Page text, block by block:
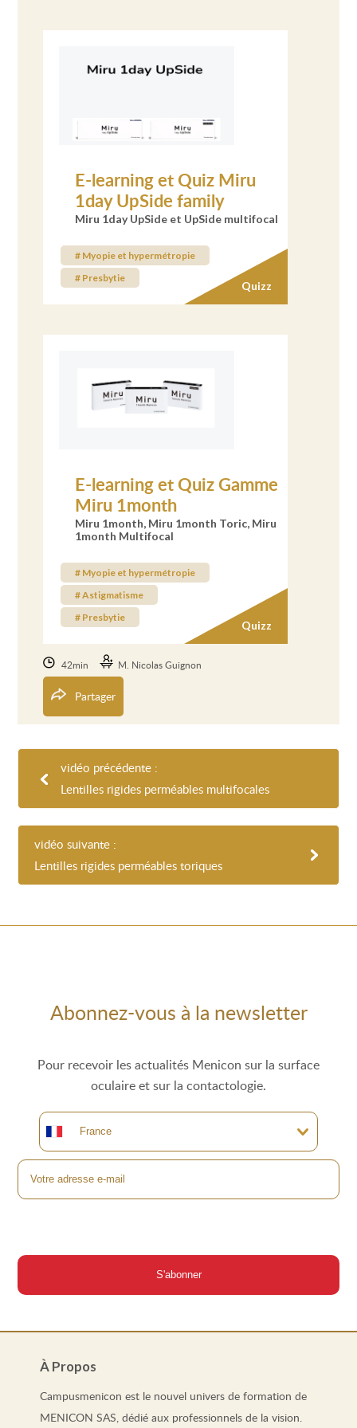
E-learning et Quiz Miru
1day UpSide family
Miru 1day UpSide et UpSide multifocal
Quizz
# Myopie et hypermétropie
# Presbytie
E-learning et Quiz Gamme
Miru 1month
Miru 1month, Miru 1month Toric, Miru
1month Multifocal
Quizz
# Myopie et hypermétropie
# Astigmatisme
# Presbytie
42min M. Nicolas Guignon
Partager
vidéo précédente :
Lentilles rigides perméables multifocales
vidéo suivante :
Lentilles rigides perméables toriques
Abonnez-vous à la newsletter
Pour recevoir les actualités Menicon sur la surface
oculaire et sur la contactologie.
À Propos
Campusmenicon est le nouvel univers de formation de
MENICON SAS, dédié aux professionnels de la vision.